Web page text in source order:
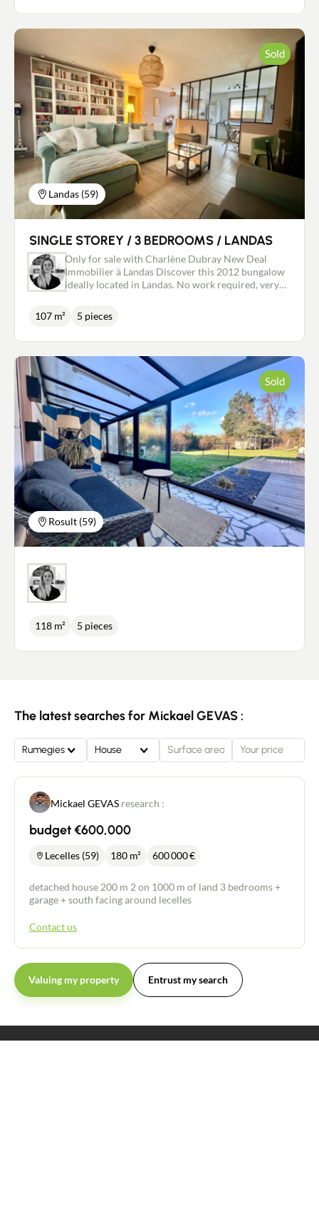
Landas (59)
Sold
SINGLE STOREY / 3 BEDROOMS / LANDAS
Only for sale with Charlène Dubray New Deal
Immobilier à Landas Discover this 2012 bungalow
ideally located in Landas. No work required, very
an entrance with dressing room that invites you to
move towards the living room with semi-open
which has a dressing room, a large bathroom with
bath and laundry area and a WC. On the garden
side, the 930m2 wooded plot has a garden shed
and a tiled terrace. Gas condensing boiler and
wood-burning stove in the living room.
107 m² 5 pieces
Rosult (59)
Sold
118 m² 5 pieces
The latest searches for Mickael GEVAS :
Rumegies House
Mickael GEVAS research :
budget €600,000
Lecelles (59) 180 m² 600 000€
detached house 200 m 2 on 1000 m of land 3 bedrooms +
garage + south facing around lecelles
Contact us
Valuing my property Entrust my search